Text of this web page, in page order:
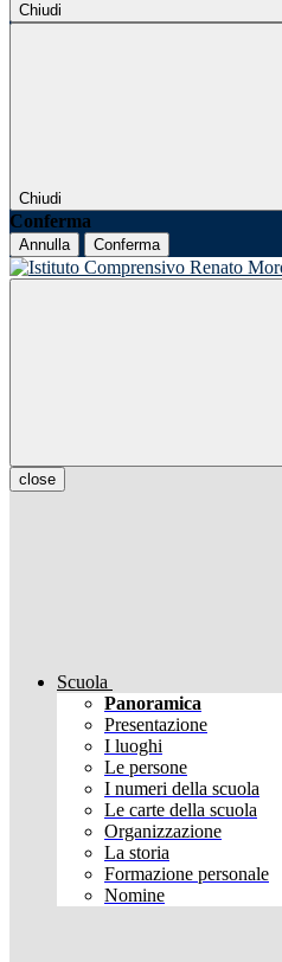
Chiudi
Chiudi
Conferma
Annulla Conferma
close
Scuola
Panoramica
Presentazione
I luoghi
Le persone
I numeri della scuola
Le carte della scuola
Organizzazione
La storia
Formazione personale
Nomine